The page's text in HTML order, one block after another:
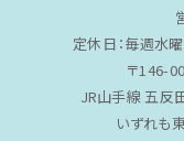
定休日：毎週水
〒146-
JR山手線 五反
いずれも